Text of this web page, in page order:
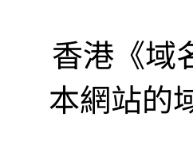
香港《域
本網站的